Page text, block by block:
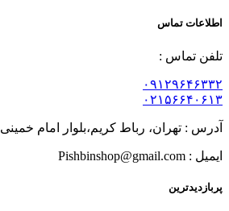
اطلاعات تماس
تلفن تماس :
۰۹۱۲۹۶۴۶۳۳۲
۰۲۱۵۶۶۴۰۶۱۳
آدرس : تهران، رباط کریم،بلوار امام خمینی
ایمیل : Pishbinshop@gmail.com
پربازدیدترین